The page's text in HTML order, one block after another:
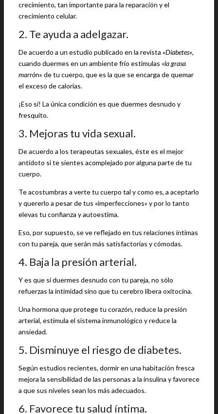
crecimiento, tan importante para la reparación y el
crecimiento celular.
2. Te ayuda a adelgazar.
De acuerdo a un estudio publicado en la revista «Diabetes»,
cuando duermes en un ambiente frío estimulas «la grasa
marrón» de tu cuerpo, que es la que se encarga de quemar
el exceso de calorías.
¡Eso sí! La única condición es que duermes desnudo y
fresquito.
3. Mejoras tu vida sexual.
De acuerdo a los terapeutas sexuales, éste es el mejor
antídoto si te sientes acomplejado por alguna parte de tu
cuerpo.
Te acostumbras a verte tu cuerpo tal y como es, a aceptarlo
y quererlo a pesar de tus «imperfecciones» y por lo tanto
elevas tu confianza y autoestima.
Eso, por supuesto, se ve reflejado en tus relaciones íntimas
con tu pareja, que serán más satisfactorias y cómodas.
4. Baja la presión arterial.
Y es que si duermes desnudo con tu pareja, no sólo
refuerzas la intimidad sino que tu cerebro libera oxitocina.
Una hormona que protege tu corazón, reduce la presión
arterial, estimula el sistema inmunológico y reduce la
ansiedad.
5. Disminuye el riesgo de diabetes.
Según estudios recientes, dormir en una habitación fresca
mejora la sensibilidad de las personas a la insulina y favorece
a que sus niveles sean los más adecuados.
6. Favorece tu salud íntima.